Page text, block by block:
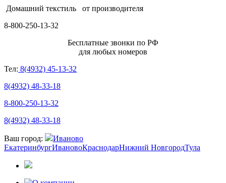
Домашний текстиль от производителя
8-800-250-13-32
Бесплатные звонки по РФ
для любых номеров
Тел: 8(4932) 45-13-32
8(4932) 48-33-18
8-800-250-13-32
8(4932) 48-33-18
Ваш город:
Иваново
ЕкатеринбургИвановоКраснодарНижний НовгородТула